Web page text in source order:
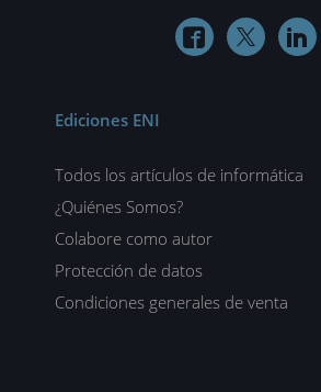
  
Ediciones ENI
Todos los artículos de informática
¿Quiénes Somos?
Colabore como autor
Protección de datos
Condiciones generales de venta